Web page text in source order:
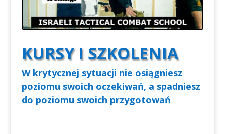
KURSY I SZKOLENIA
W krytycznej sytuacji nie osiągniesz
poziomu swoich oczekiwań, a spadniesz
do poziomu swoich przygotowań